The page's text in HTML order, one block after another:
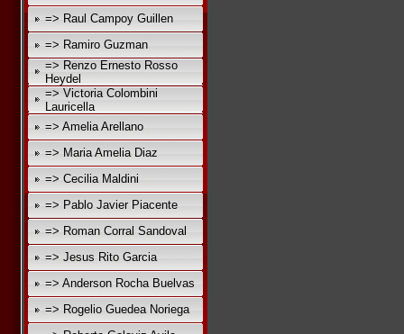
=> Raul Campoy Guillen
=> Ramiro Guzman
=> Renzo Ernesto Rosso
Heydel
=> Victoria Colombini
Lauricella
=> Amelia Arellano
=> Maria Amelia Diaz
=> Cecilia Maldini
=> Pablo Javier Piacente
=> Roman Corral Sandoval
=> Jesus Rito Garcia
=> Anderson Rocha Buelvas
=> Rogelio Guedea Noriega